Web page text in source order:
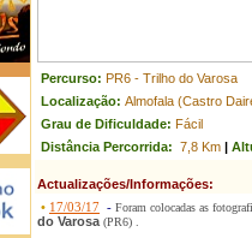
Percurso: PR6 - Trilho do Varosa
Localização: Almofala (Castro
Grau de Dificuldade: Fácil
Distância Percorrida: 7,8 Km |
Actualizações/Informações:
• 17/03/17 - Foram colocadas as
do Varosa (PR6) .